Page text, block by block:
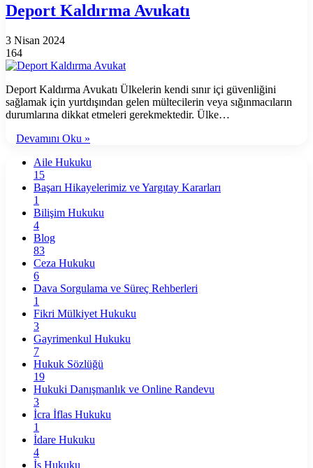
Deport Kaldırma Avukatı
3 Nisan 2024
164
Deport Kaldırma Avukatı Ülkelerin kendi sınır içi güvenliğini
sağlamak için yurtdışından gelen mültecilerin veya sığınmacıların
durumlarına dikkat etmeleri gerekmektedir. Ülke…
Devamını Oku »
Aile Hukuku
15
Başarı Hikayelerimiz ve Yargıtay Kararları
1
Bilişim Hukuku
4
Blog
83
Ceza Hukuku
6
Dava Sorgulama ve Süreç Rehberleri
1
Fikri Mülkiyet Hukuku
3
Gayrimenkul Hukuku
7
Hukuk Sözlüğü
19
Hukuki Danışmanlık ve Online Randevu
3
İcra İflas Hukuku
1
İdare Hukuku
4
İş Hukuku